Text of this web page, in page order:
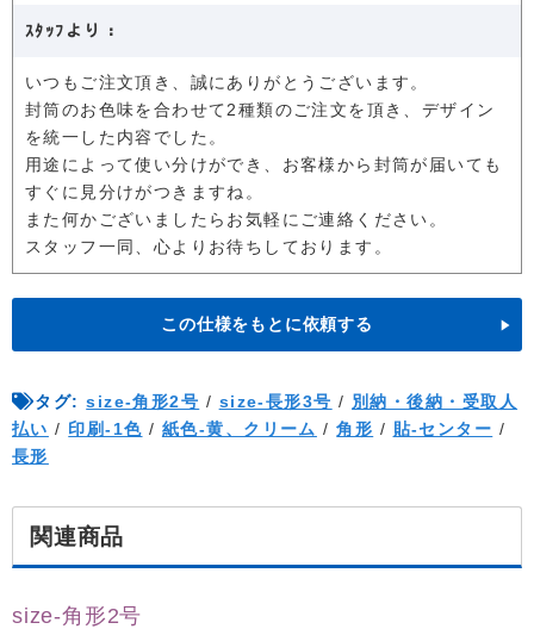
ｽﾀｯﾌより：
いつもご注文頂き、誠にありがとうございます。
封筒のお色味を合わせて2種類のご注文を頂き、デザイン
を統一した内容でした。
用途によって使い分けができ、お客様から封筒が届いても
すぐに見分けがつきますね。
また何かございましたらお気軽にご連絡ください。
スタッフ一同、心よりお待ちしております。
この仕様をもとに依頼する
タグ:size-角形2号 / size-長形3号 / 別納・後納・受取人
払い / 印刷-1色 / 紙色-黄、クリーム /角形 / 貼-センター /
長形
関連商品
size-角形2号